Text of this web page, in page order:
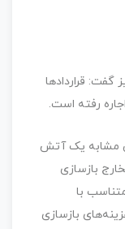
قراردادها
رفته است.
اسباب کشی مشابه یک آتش
بازسازی
با
بازسازی